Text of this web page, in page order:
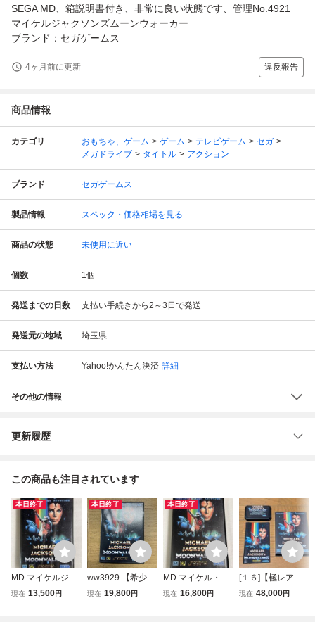
SEGA MD、箱説明書付き、非常に良い状態です、管理No.4921
マイケルジャクソンズムーンウォーカー
ブランド：セガゲームス
4ヶ月前に更新 違反報告
商品情報
カテゴリ おもちゃ、ゲーム ゲーム テレビゲーム
セガ
メガドライブ
タイトル アクション
ブランド セガゲームス
製品情報 スペック・価格相場を見る
商品の状態 未使用に近い
個数 1個
発送までの日数 支払い手続きから2～3日で発送
発送元の地域 埼玉県
支払い方法 Yahoo!かんたん決済 詳細
その他の情報
更新履歴
この商品も注目されています
本日終了
MD マイケルジャ
クソンズ ムーンウ
現在 13,500円
本日終了
ww3929 【希少】
メガドライブ マイ
現在 19,800円
本日終了
MD マイケル・ジ
ャクソンズ ムーン
現在 16,800円
[１６]【極レア 後
期版】 マイケルジ
現在 48,000円